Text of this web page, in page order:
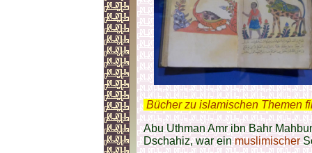
Bücher zu islamischen Themen
Abu Uthman Amr ibn Bahr
Dschahiz, war einmuslimischer